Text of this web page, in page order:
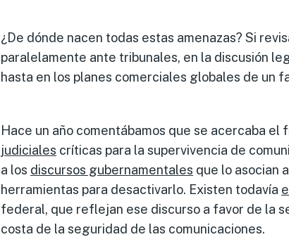
¿De dónde nacen todas estas amenazas? Si
paralelamente ante tribunales, en la discusión
hasta en los planes comerciales globales de un
Hace un año comentábamos que se acercaba el
judiciales críticas para la supervivencia de
a los discursos gubernamentales que lo asocian
herramientas para desactivarlo. Existen todavía
federal, que reflejan ese discurso a favor de la
costa de la seguridad de las comunicaciones.